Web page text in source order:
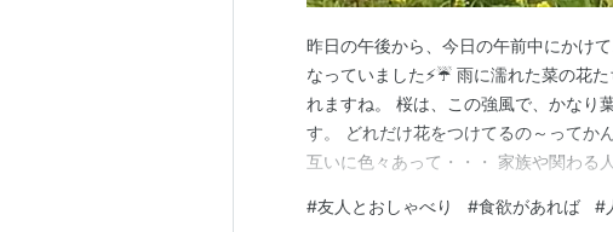
昨日の午後から、今日の午前中にかけ
なっていました⚡☔ 雨に濡れた菜の花
れますね。 桜は、この強風で、かなり
す。 どれだけ花をつけてるの～ってか
互いに色々あって・・・ 家族や関わる
も、本当に色々あるものです。 改めて
#友人とおしゃべり #食欲があれば #